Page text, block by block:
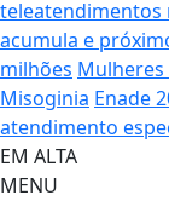
teleatendimentos
acumula e
milhões Mulheres
Misoginia Enade
atendimento
EM ALTA
MENU